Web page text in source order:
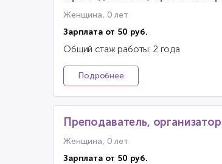
Женщина, 0 лет
Зарплата от 50 руб.
Общий стаж работы: 2 года
Подробнее
Преподаватель, организатор
Женщина, 0 лет
Зарплата от 50 руб.